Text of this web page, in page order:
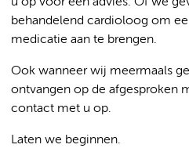
behandelend cardioloog om
medicatie aan te brengen.
Ook wanneer wij meermaals
ontvangen op de afgesproken
contact met u op.
Laten we beginnen.